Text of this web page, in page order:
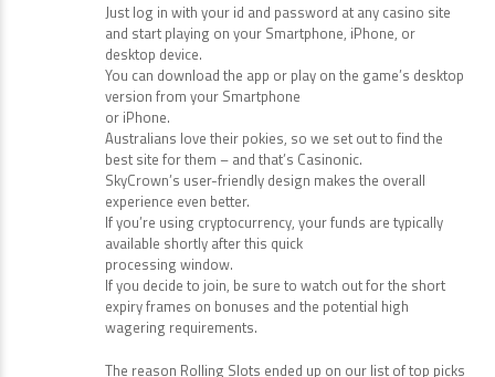
Just log in with your id and password at any casino site
and start playing on your Smartphone, iPhone, or
desktop device.
You can download the app or play on the game’s desktop
version from your Smartphone
or iPhone.
Australians love their pokies, so we set out to find the
best site for them – and that’s Casinonic.
SkyCrown’s user-friendly design makes the overall
experience even better.
If you’re using cryptocurrency, your funds are typically
available shortly after this quick
processing window.
If you decide to join, be sure to watch out for the short
expiry frames on bonuses and the potential high
wagering requirements.
The reason Rolling Slots ended up on our list of top picks